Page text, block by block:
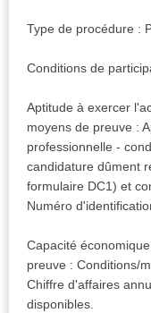
Type de procédure :
Conditions de
Aptitude à exercer
moyens de preuve :
professionnelle -
candidature dûment
formulaire DC1) et
Numéro
Capacité
preuve : Conditions/
Chiffre d'affaires
disponibles.